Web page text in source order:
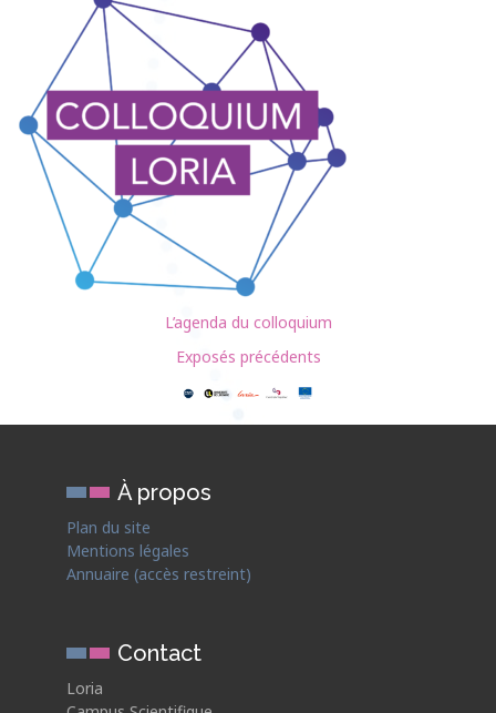
L’agenda du colloquium
Exposés précédents
À propos
Plan du site
Mentions légales
Annuaire (accès restreint)
Contact
Loria